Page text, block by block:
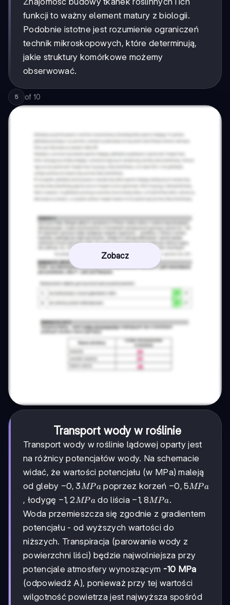
funkcji to ważny element matury z biologii.
Podobnie istotne jest rozumienie ograniczeń
technik mikroskopowych, które determinują,
jakie struktury komórkowe możemy
obserwować.
5 of 10
Zobacz
Transport wody w roślinie
Transport wody w roślinie lądowej oparty jest
na różnicy potencjałów wody. Na schemacie
widać, że wartości potencjału (w MPa) maleją
od gleby -0,3
MPa
−0, 3MPa poprzez korzeń -0,5
−0, 5MPa
, łodygę -1,2
MPa
−1, 2MPa do liścia -1,8
MPa
−1, 8MPa.
Woda przemieszcza się zgodnie z gradientem
potencjału - od wyższych wartości do
niższych. Transpiracja (parowanie wody z
powierzchni liści) będzie najwolniejsza przy
potencjale atmosfery wynoszącym -10 MPa
(odpowiedź A), ponieważ przy tej wartości
wilgotność powietrza jest najwyższa spośród